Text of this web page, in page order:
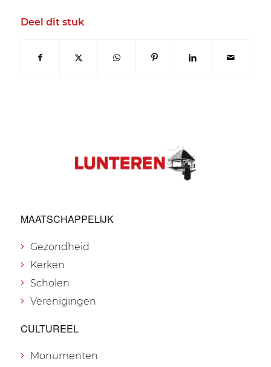
Deel dit stuk
MAATSCHAPPELIJK
Gezondheid
Kerken
Scholen
Verenigingen
CULTUREEL
Monumenten